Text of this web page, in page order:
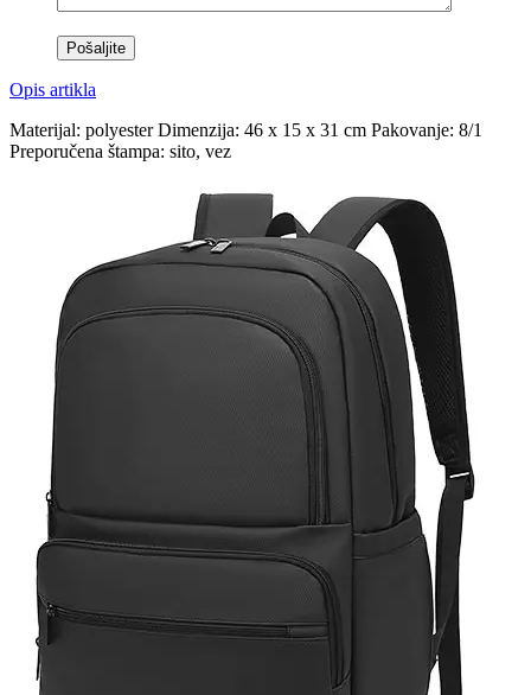
Opis artikla
Materijal: polyester Dimenzija: 46 x 15 x 31 cm Pakovanje: 8/1
Preporučena štampa: sito, vez